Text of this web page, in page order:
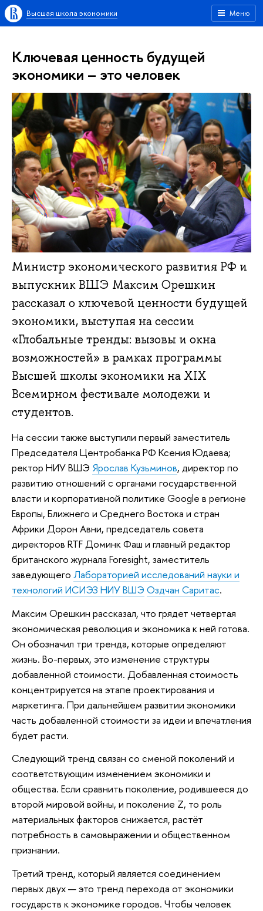
Меню
Высшая школа экономики
Ключевая ценность будущей
экономики – это человек
Министр экономического развития РФ и
выпускник ВШЭ Максим Орешкин
рассказал о ключевой ценности будущей
экономики, выступая на сессии
«Глобальные тренды: вызовы и окна
возможностей» в рамках программы
Высшей школы экономики на XIX
Всемирном фестивале молодежи и
студентов.
На сессии также выступили первый заместитель
Председателя Центробанка РФ Ксения Юдаева;
ректор НИУ ВШЭ Ярослав Кузьминов, директор по
развитию отношений с органами государственной
власти и корпоративной политике Google в регионе
Европы, Ближнего и Среднего Востока и стран
Африки Дорон Авни, председатель совета
директоров RTF Доминк Фаш и главный редактор
британского журнала Foresight, заместитель
заведующего Лабораторией исследований науки и
технологий ИСИЭЗ НИУ ВШЭ Оздчан Саритас.
Максим Орешкин рассказал, что грядет четвертая
экономическая революция и экономика к ней готова.
Он обозначил три тренда, которые определяют
жизнь. Во-первых, это изменение структуры
добавленной стоимости. Добавленная стоимость
концентрируется на этапе проектирования и
маркетинга. При дальнейшем развитии экономики
часть добавленной стоимости за идеи и впечатления
будет расти.
Следующий тренд связан со сменой поколений и
соответствующим изменением экономики и
общества. Если сравнить поколение, родившееся до
второй мировой войны, и поколение Z, то роль
материальных факторов снижается, растёт
потребность в самовыражении и общественном
признании.
Третий тренд, который является соединением
первых двух — это тренд перехода от экономики
государств к экономике городов. Чтобы человек